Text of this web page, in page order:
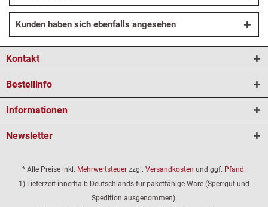
Kunden haben sich ebenfalls angesehen
Kontakt
Bestellinfo
Informationen
Newsletter
* Alle Preise inkl. Mehrwertsteuer zzgl. Versandkosten und ggf. Pfand.
1) Lieferzeit innerhalb Deutschlands für paketfähige Ware (Sperrgut und
Spedition ausgenommen).